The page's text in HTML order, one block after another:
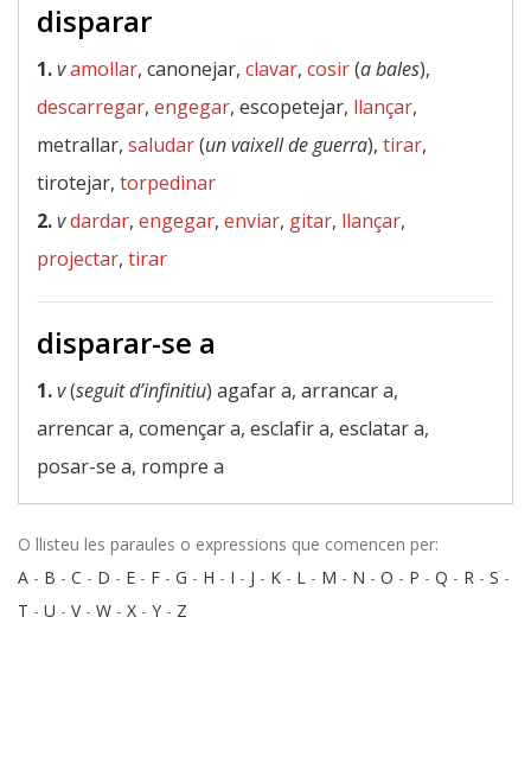
disparar
1.vamollar, canonejar, clavar, cosir(a bales),
descarregar, engegar, escopetejar, llançar,
metrallar, saludar(un vaixell de guerra), tirar,
tirotejar, torpedinar
2.vdardar, engegar, enviar, gitar, llançar,
projectar, tirar
disparar-se a
1.v(seguit d’infinitiu) agafar a, arrancar a,
arrencar a, començar a, esclafir a, esclatar a,
posar-se a, rompre a
O llisteu les paraules o expressions que comencen per:
A - B - C - D - E - F - G - H - I - J - K - L - M - N - O - P - Q - R - S -
T - U - V- W - X - Y - Z